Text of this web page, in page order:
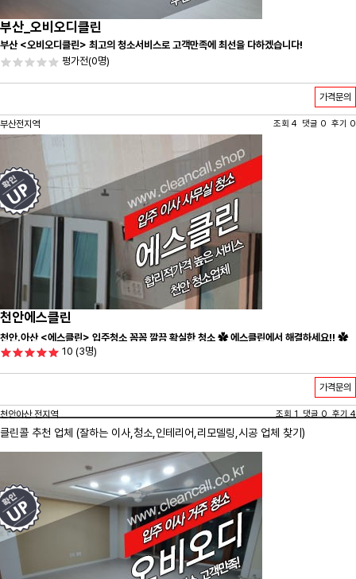
부산_오비오디클린
부산 <오비오디클린> 최고의 청소서비스로 고객만족에 최선을 다하겠습니다!
평가전(0명)
가격문의
부산전지역 조회 4 댓글 0 후기 0
천안에스클린
천안.아산 <에스클린> 입주청소 꼼꼼 깔끔 확실한 청소 ✿ 에스클린에서 해결하세요!! ✿
10 (3명)
가격문의
천안아산 전지역 조회 1 댓글 0 후기 4
클린콜 추천 업체 (잘하는 이사, 청소 ,인테리어,리모델링,시공 업체 찾기)